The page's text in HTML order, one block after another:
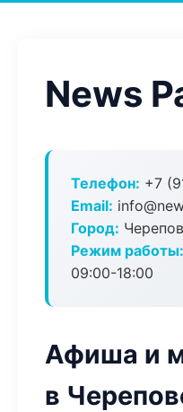
News
Телефон: +7
Email:
Город:
Режим работы:
09:00-18:00
Афиша и
в